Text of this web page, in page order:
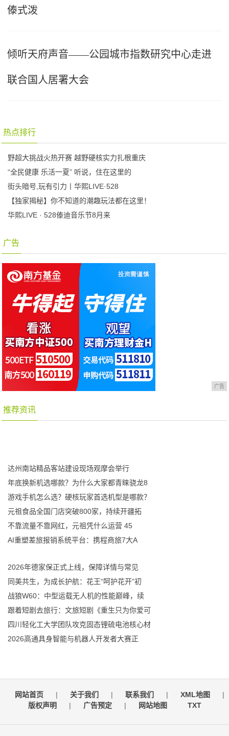
傣式泼
倾听天府声音——公园城市指数研究中心走进
联合国人居署大会
热点排行
野超大挑战火热开赛 越野硬核实力扎根重庆
“全民健康 乐活一夏” 听说，住在这里的
街头暗号,玩有引力丨华熙LIVE·528
【独家揭秘】你不知道的潮趣玩法都在这里！
华熙LIVE · 528傣迪音乐节8月来
广告
广告
推荐资讯
达州南站精品客站建设现场观摩会举行
年底换新机选哪款？为什么大家都青睐骁龙8
游戏手机怎么选？硬核玩家首选机型是哪款？
元祖食品全国门店突破800家，持续开疆拓
不靠流量不靠网红，元祖凭什么运营 45
AI重塑差旅报销系统平台：携程商旅7大A
2026年德家保正式上线，保障详情与常见
同美共生，为成长护航：花王“呵护花开”初
战狼W60：中型运载无人机的性能巅峰，续
跟着短剧去旅行：文旅短剧《重生只为你爱可
四川轻化工大学团队攻克固态锂硫电池核心材
2026高通具身智能与机器人开发者大赛正
网站首页 | 关于我们 | 联系我们 | XML地图
|
版权声明
| 广告预定 | 网站地图 TXT